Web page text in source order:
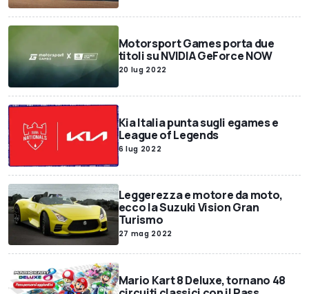
Motorsport Games porta due
titoli su NVIDIA GeForce NOW
20 lug 2022
Kia Italia punta sugli egames e
League of Legends
6 lug 2022
Leggerezza e motore da moto,
ecco la Suzuki Vision Gran
Turismo
27 mag 2022
Mario Kart 8 Deluxe, tornano 48